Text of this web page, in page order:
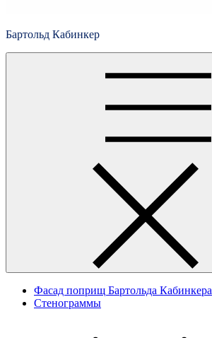
Бартольд Кабинкер
Фасад поприщ Бартольда Кабинкера
Стенограммы